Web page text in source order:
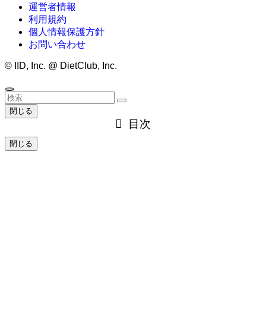
運営者情報
利用規約
個人情報保護方針
お問い合わせ
© IID, Inc. @ DietClub, Inc.
閉じる
目次
閉じる